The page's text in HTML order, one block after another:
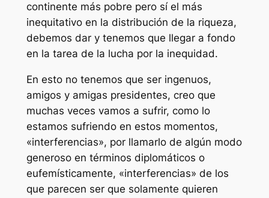
continente más pobre pero sí el más
inequitativo en la distribución de la riqueza,
debemos dar y tenemos que llegar a fondo
en la tarea de la lucha por la inequidad.
En esto no tenemos que ser ingenuos,
amigos y amigas presidentes, creo que
muchas veces vamos a sufrir, como lo
estamos sufriendo en estos momentos,
«interferencias», por llamarlo de algún modo
generoso en términos diplomáticos o
eufemísticamente, «interferencias» de los
que parecen ser que solamente quieren